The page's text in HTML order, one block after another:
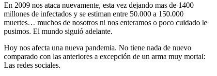
En 2009 nos ataca nuevamente, esta vez dejando mas de 1400
millones de infectados y se estiman entre 50.000 a 150.000
muertes… muchos de nosotros ni nos enteramos o poco cuidado le
pusimos. El mundo siguió adelante.
Hoy nos afecta una nueva pandemia. No tiene nada de nuevo
comparado con las anteriores a excepción de un arma muy mortal:
Las redes sociales.